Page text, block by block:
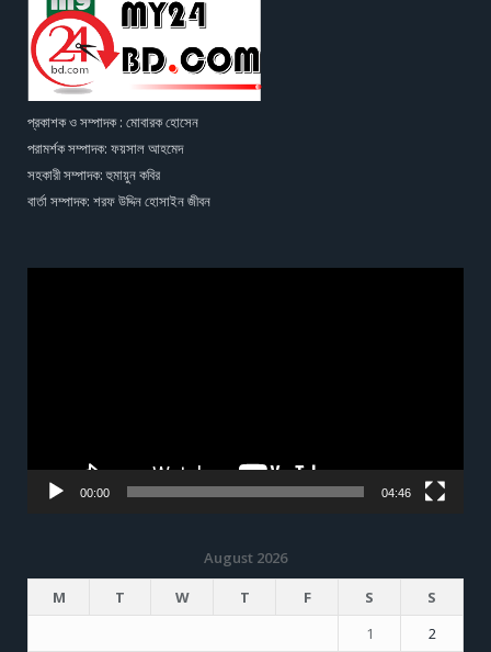
প্রকাশক ও সম্পাদক : মোবারক হোসেন
পরামর্শক সম্পাদক: ফয়সাল আহমেদ
সহকারী সম্পাদক: হুমায়ুন কবির
বার্তা সম্পাদক: শরফ উদ্দিন হোসাইন জীবন
00:00 04:46
August 2026
M
T W T F S
S
1
2